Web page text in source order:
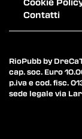
Contatti
RioPubb by
cap. soc. Euro
p.iva e cod. fisc.
sede legale via